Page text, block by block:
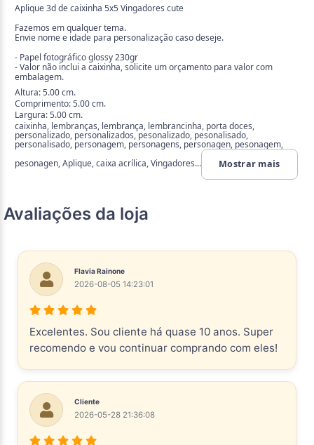
Aplique 3d de caixinha 5x5 Vingadores cute
Fazemos em qualquer tema.
Envie nome e idade para personalização caso deseje.
- Papel fotográfico glossy 230gr
- Valor não inclui a caixinha, solicite um orçamento para valor com
embalagem.
Altura: 5.00 cm.
Comprimento: 5.00 cm.
Largura: 5.00 cm.
caixinha, lembranças, lembrança, lembrancinha, porta doces,
personalizado, personalizados, pesonalizado, pesonalisado,
personalisado, personagem, personagens, personagen, pesonagem,
pesonagen, Aplique, caixa acrílica, Vingadores...
Mostrar mais
Avaliações da loja
Flavia Rainone
2026-08-05 14:23:01
Excelentes. Sou cliente há quase 10 anos. Super
recomendo e vou continuar comprando com eles!
Cliente
2026-05-28 21:36:08